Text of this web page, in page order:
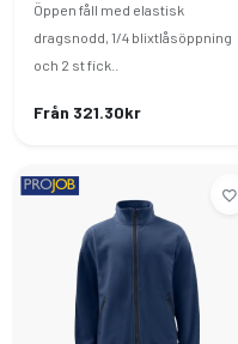
Öppen fåll med elastisk
dragsnodd, 1/4 blixtlåsöppning
och 2 st fick..
Från 321.30kr